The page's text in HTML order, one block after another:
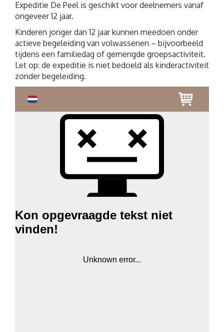
Expeditie De Peel is geschikt voor deelnemers vanaf
ongeveer 12 jaar.
Kinderen jonger dan 12 jaar kunnen meedoen onder
actieve begeleiding van volwassenen – bijvoorbeeld
tijdens een familiedag of gemengde groepsactiviteit.
Let op: de expeditie is niet bedoeld als kinderactiviteit
zonder begeleiding.